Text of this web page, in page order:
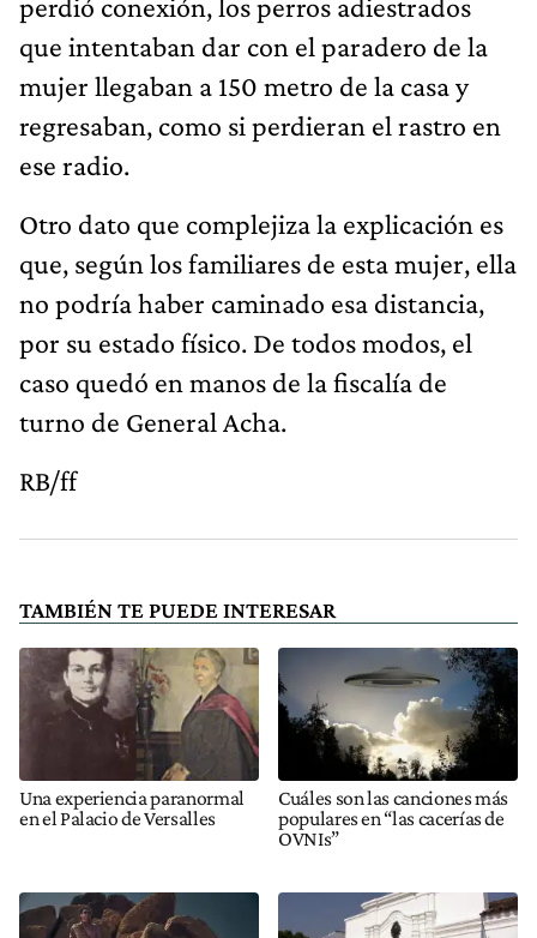
que intentaban dar con el paradero de la
mujer llegaban a 150 metro de la casa y
regresaban, como si perdieran el rastro en
ese radio.
Otro dato que complejiza la explicación es
que, según los familiares de esta mujer, ella
no podría haber caminado esa distancia,
por su estado físico. De todos modos, el
caso quedó en manos de la fiscalía de
turno de General Acha.
RB/ff
TAMBIÉN TE PUEDE INTERESAR
Una experiencia paranormal
en el Palacio de Versalles
Cuáles son las canciones más
populares en “las cacerías de
OVNIs”